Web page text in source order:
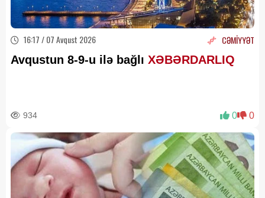
16:17 / 07 Avqust 2026 CƏMİYYƏT
Avqustun 8-9-u ilə bağlı XƏBƏRDARLIQ
934 0 0